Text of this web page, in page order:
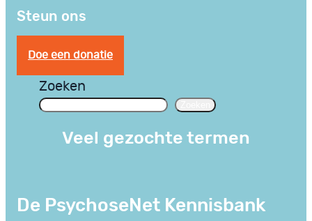
Steun ons
Doe een donatie
Zoeken
Veel gezochte termen
De PsychoseNet Kennisbank